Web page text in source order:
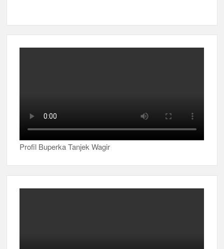
Profil Buperka Tanjek Wagir